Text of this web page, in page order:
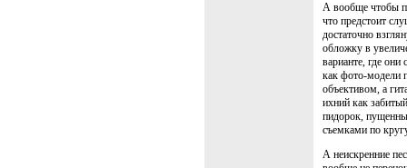
А вообще чтобы
что предстоит
достаточно
обложку в
варианте, где они
как фото-модели
объективом, а
ихний как забитый
пидорок,
съемками по
А неискренние